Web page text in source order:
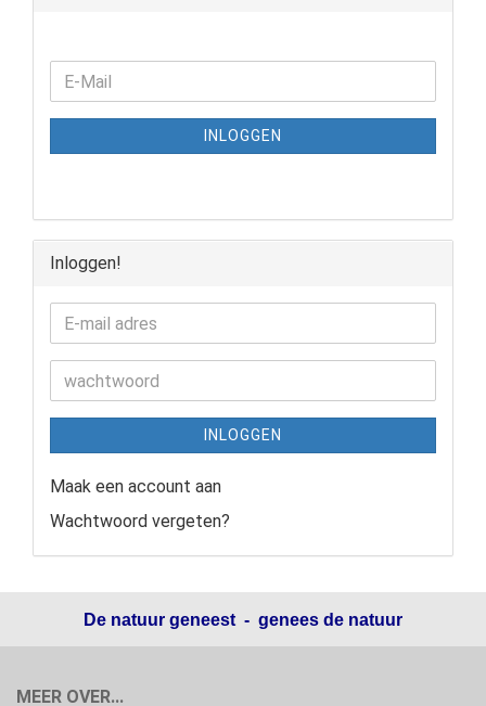
INLOGGEN
Inloggen!
INLOGGEN
Maak een account aan
Wachtwoord vergeten?
De natuur geneest - genees de natuur
MEER OVER...